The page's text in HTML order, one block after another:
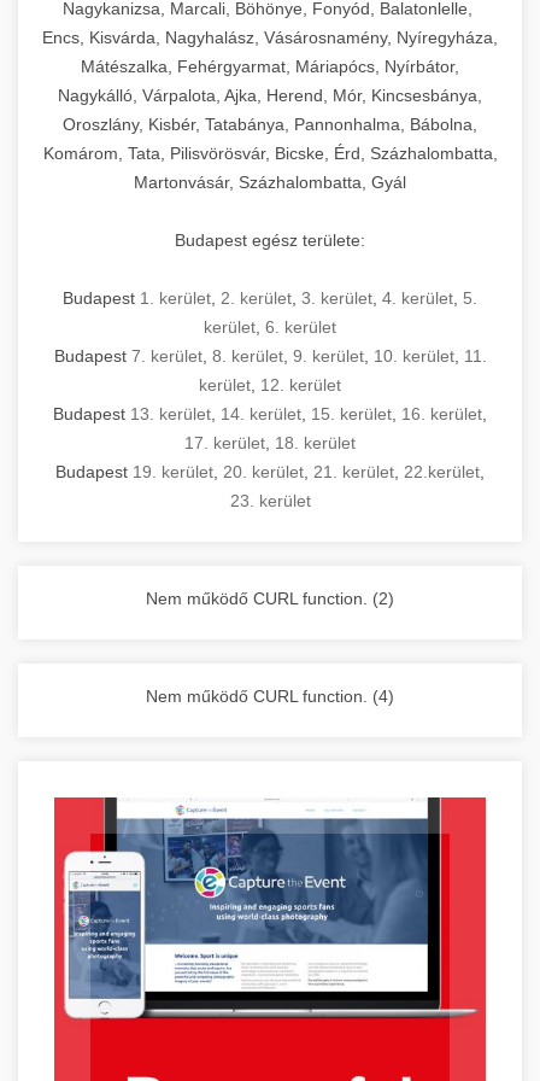
Ipari sütők és gőzpárolók katalógusa -
chef-iparikonyhagepek.hu
berendezések
használatot, miközben megfelel az összes
higiéniai előírásnak.
Ipari hűtőberendezések széles
választéka - chef-iparikonyhagepek.hu
kereskedelmi hűtőegység és hűtőkamra rendszerek
hőmérsékletet és vízminőséget figyelő
rendszerekkel, valamint energiatakarékos
technológiával rendelkeznek. A rozsdamentes
acél konstrukció és a könnyen hozzáférhető
karbantartási pontok biztosítják a hosszú
élettartamot és az egyszerű üzemeltetést.
Ipari mosogatógépek teljes kínálata -
kereskedelmi mosogatógép és tisztítóberendezések
tisztíthatók, szétszerelhetők és karbantarthatók,
megfelelnek az összes élelmiszer-biztonsági
előírásnak. Különböző teljesítményű modellek
állnak rendelkezésre asztali és állványos
kivitelben, az egyedi igények és a
feldolgozandó mennyiségek függvényében.
Biztonságos kezelést biztosító védőburkolatok
számára.
Sajtreszelő gépek szakmai választéka -
chef-iparikonyhagepek.hu
kereskedelmi sajtreszelő és aprítógépek
berendezést magában foglal, amely szükséges
egy modern, hatékonyan működő
kereskedelmi konyha komplett felszereléséhez
és működtetéséhez. Az alapvető
főzőberendezésektől (tűzhelyek, sütők,
grillsütők, frittőzök) kezdve a speciális
feldolgozógépeken (szeletelők, aprítók,
kiegészítő eszközökig mindent egy helyen
megtalál. Szakértő tanácsadóink segítenek a
megfelelő berendezések kiválasztásában, a
konyha optimális elrendezésének
megtervezésében, valamint a telepítés és az
üzembe helyezés koordinálásában. Hosszú távú
garancia, gyors szerviz és folyamatos műszaki
támogatás biztosítja az Ön nyugalmát és
Nagykonyhai berendezések komplett
Nagykanizsa, Marcali, Böhönye, Fonyód, Balatonlelle,
Encs, Kisvárda, Nagyhalász, Vásárosnamény, Nyíregyháza,
Mátészalka, Fehérgyarmat, Máriapócs, Nyírbátor,
Nagykálló, Várpalota, Ajka, Herend, Mór, Kincsesbánya,
Oroszlány, Kisbér, Tatabánya, Pannonhalma, Bábolna,
Komárom, Tata, Pilisvörösvár, Bicske, Érd, Százhalombatta,
Martonvásár, Százhalombatta, Gyál
Budapest egész területe:
Budapest 1. kerület 2. kerület 3. kerület 4. kerület 5.
kerület 6. kerület
Budapest 7. kerület, 8. kerület, 9. kerület, 10. kerület, 11.
kerület 12. kerület
Budapest 13. kerület 14. kerület 15. kerület 16. kerület
17. kerület 18. kerület
Budapest 19. kerület 20. kerület 21. kerület 22.kerület
23. kerület
Nem működő CURL function. (2)
Nem működő CURL function. (4)